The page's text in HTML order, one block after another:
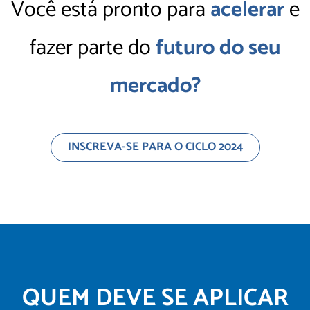
Você está pronto paraacelerare
fazer parte dofuturo do seu
mercado?
INSCREVA-SE PARA O CICLO 2024
QUEM DEVE SE APLICAR